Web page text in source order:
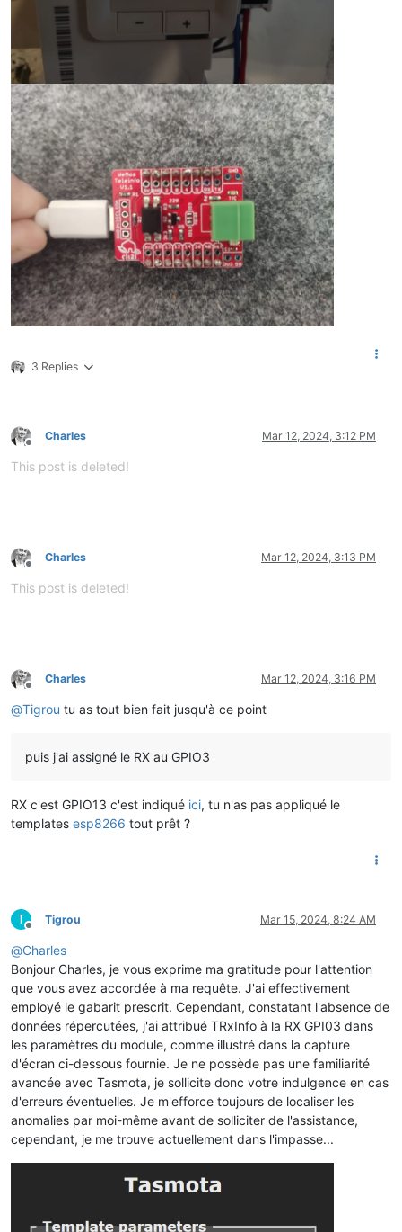
3 Replies
Offline
Charles Mar 12, 2024, 3:12 PM
This post is deleted!
Offline
Charles Mar 12, 2024, 3:13 PM
This post is deleted!
Offline
Charles Mar 12, 2024, 3:16 PM
@Tigrou tu as tout bien fait jusqu'à ce point
puis j'ai assigné le RX au GPIO3
RX c'est GPIO13 c'est indiqué ici, tu n'as pas appliqué le
templates esp8266 tout prêt ?
T
Offline
Tigrou Mar 15, 2024, 8:24 AM
@Charles
Bonjour Charles, je vous exprime ma gratitude pour l'attention
que vous avez accordée à ma requête. J'ai effectivement
employé le gabarit prescrit. Cependant, constatant l'absence de
données répercutées, j'ai attribué TRxInfo à la RX GPI03 dans
les paramètres du module, comme illustré dans la capture
d'écran ci-dessous fournie. Je ne possède pas une familiarité
avancée avec Tasmota, je sollicite donc votre indulgence en cas
d'erreurs éventuelles. Je m'efforce toujours de localiser les
anomalies par moi-même avant de solliciter de l'assistance,
cependant, je me trouve actuellement dans l'impasse...